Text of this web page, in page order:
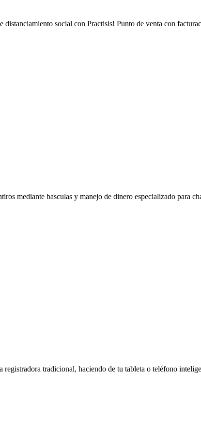
distanciamiento social con Practisis! Punto de venta con
mediante basculas y manejo de dinero especializado para
tradicional, haciendo de tu tableta o teléfono